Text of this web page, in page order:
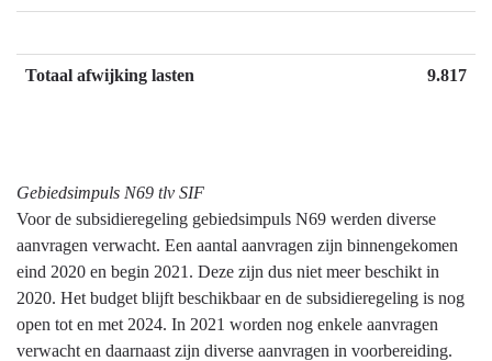
Totaal afwijking lasten 9.817
Gebiedsimpuls N69 tlv SIF
Voor de subsidieregeling gebiedsimpuls N69 werden diverse
aanvragen verwacht. Een aantal aanvragen zijn binnengekomen
eind 2020 en begin 2021. Deze zijn dus niet meer beschikt in
2020. Het budget blijft beschikbaar en de subsidieregeling is nog
open tot en met 2024. In 2021 worden nog enkele aanvragen
verwacht en daarnaast zijn diverse aanvragen in voorbereiding.